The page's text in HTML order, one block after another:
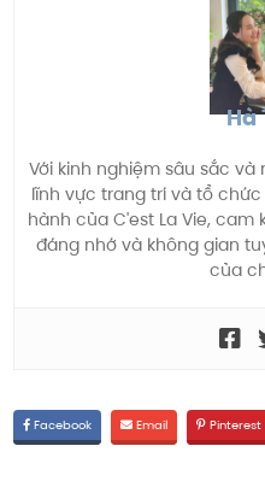
Hà
Với kinh nghiệm sâu sắc
lĩnh vực trang trí và tổ chức
hành của C'est La Vie,
đáng nhớ và không gian
của
Facebook Email Pinterest